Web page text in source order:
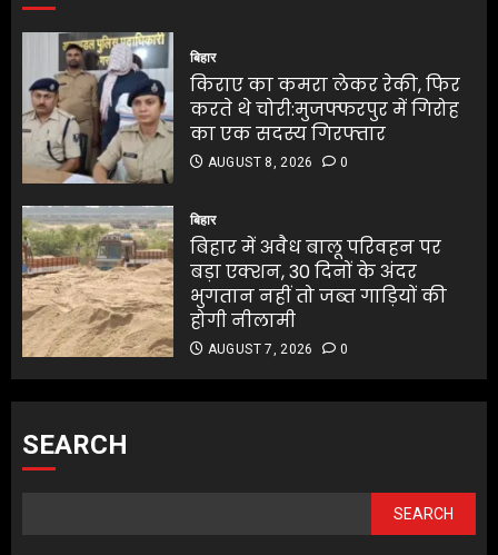
बिहार
किराए का कमरा लेकर रेकी, फिर
करते थे चोरी:मुजफ्फरपुर में गिरोह
का एक सदस्य गिरफ्तार
AUGUST 8, 2026 0
बिहार
बिहार में अवैध बालू परिवहन पर
बड़ा एक्शन, 30 दिनों के अंदर
भुगतान नहीं तो जब्त गाड़ियों की
होगी नीलामी
AUGUST 7, 2026 0
SEARCH
SEARCH